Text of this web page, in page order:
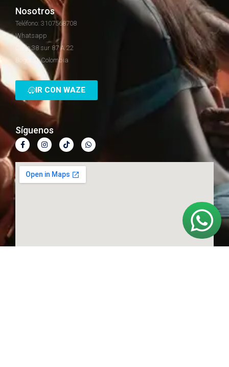
Nosotros
Teléfono: 3107568708
Whatsapp
Calle 38 sur 87 A 22
Bogotá - Colombia
IR CON WAZE
Síguenos